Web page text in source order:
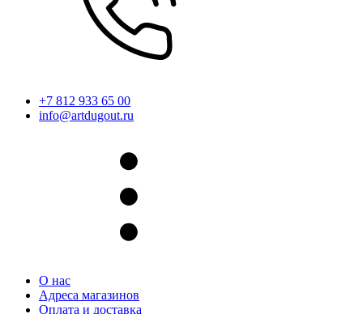
+7 812 933 65 00
info@artdugout.ru
О нас
Адреса магазинов
Оплата и доставка